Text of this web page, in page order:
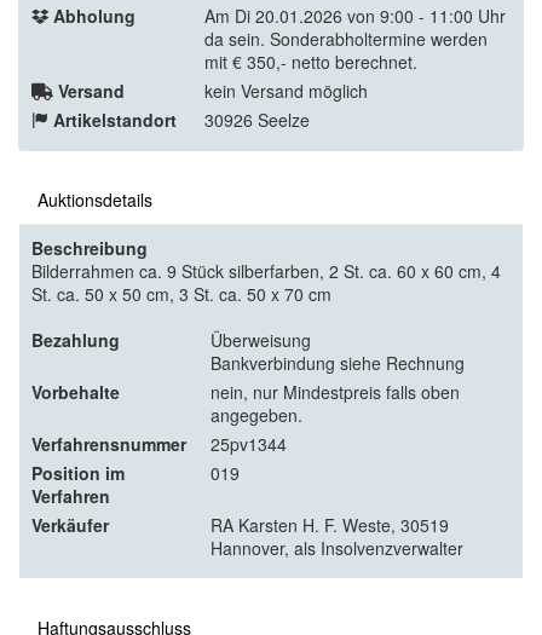
Abholung
Am Di 20.01.2026 von 9:00 - 11:00 Uhr
da sein. Sonderabholtermine werden
mit € 350,- netto berechnet.
Versand
kein Versand möglich
Artikelstandort
30926 Seelze
Auktionsdetails
Beschreibung
Bilderrahmen ca. 9 Stück silberfarben, 2 St. ca. 60 x 60 cm, 4
St. ca. 50 x 50 cm, 3 St. ca. 50 x 70 cm
Bezahlung
Überweisung
Bankverbindung siehe Rechnung
Vorbehalte
nein, nur Mindestpreis falls oben
angegeben.
Verfahrensnummer
25pv1344
Position im
Verfahren
019
Verkäufer
RA Karsten H. F. Weste, 30519
Hannover, als Insolvenzverwalter
Haftungsausschluss